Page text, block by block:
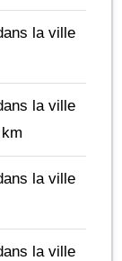
la ville
la ville
la ville
la ville